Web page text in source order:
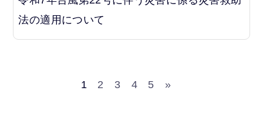
法の適用について
1 2 3 4 5 »